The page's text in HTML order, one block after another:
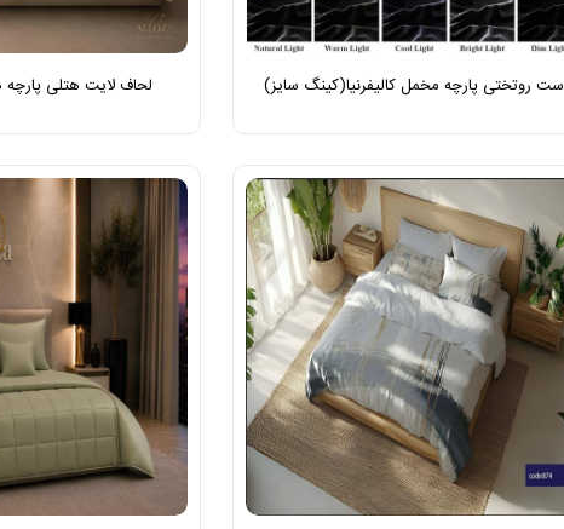
ست روتختی پارچه مخمل کالیفرنیا(کینگ سایز) لحاف لایت هتلی